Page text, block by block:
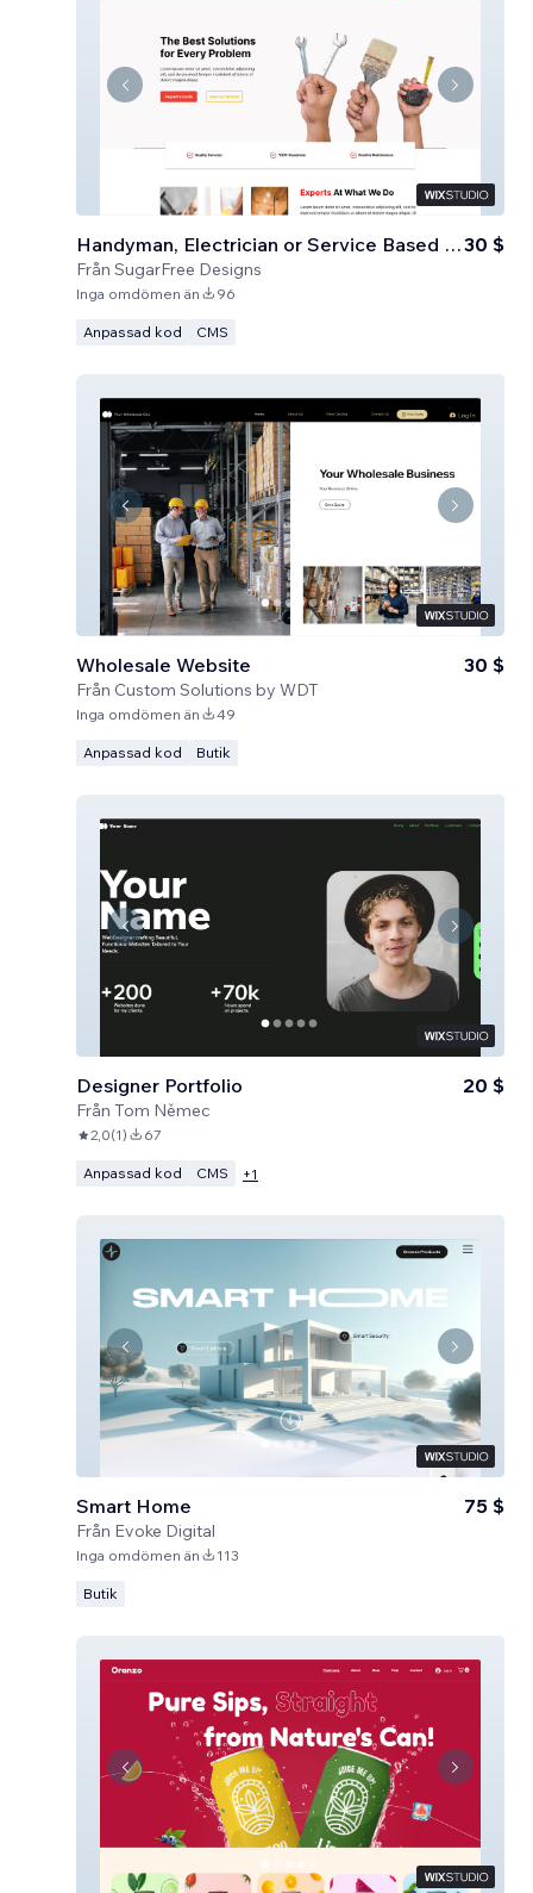
Handyman, Electrician or Service Based Business
Från SugarFree Designs
30 $
Inga omdömen än 96
Anpassad kod CMS
Wholesale Website
Från Custom Solutions by WDT
30 $
Inga omdömen än 49
Anpassad kod Butik
Designer Portfolio
Från Tom Němec
20 $
2,0(1) 67
Anpassad kod CMS +1
Smart Home
Från Evoke Digital
75 $
Inga omdömen än 113
Butik